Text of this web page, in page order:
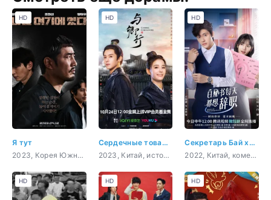
Я тут
2023, Корея Южная, боевик, триллер, мистика
HD
Сердечные товарищи
2023, Китай, история, мистика, романтика, драма
HD
Секретарь Бай хочет уволиться
2022, Китай, комедия, романтика, сверхъестественное
HD
HD HD HD